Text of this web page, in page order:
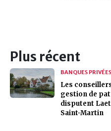
Plus récent
BANQUES PRIVÉES
Les
gestion de
disputent
Saint-Martin